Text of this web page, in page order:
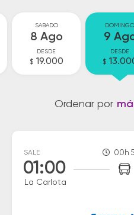
SABADO
8 Ago
DESDE
$ 19.000
DOMINGO
9
DESDE
$
Ordenar por
SALE
01:00
La Carlota
00h